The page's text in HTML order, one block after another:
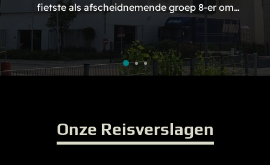
fietste als afscheidnemende groep 8-er om
12:00 de school uit, letterlijk en figuurlijk, om…
Onze Reisverslagen